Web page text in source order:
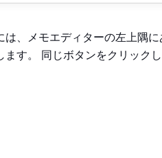
、メモエディターの左上隅に
す。 同じボタンをクリック